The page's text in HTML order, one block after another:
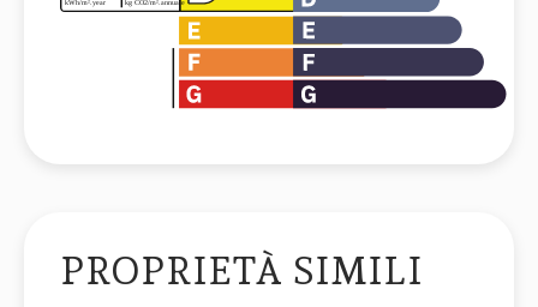
PROPRIETÀ SIMILI